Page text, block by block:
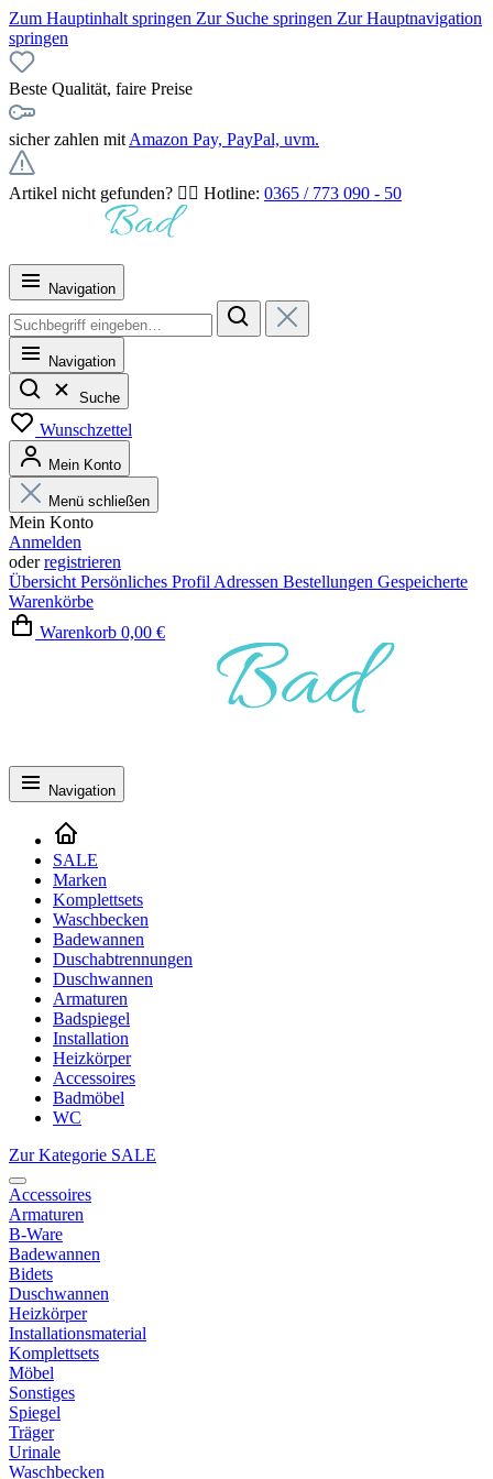
Zum Hauptinhalt springen Zur Suche springen Zur Hauptnavigation
springen
Beste Qualität, faire Preise
sicher zahlen mit Amazon Pay, PayPal, uvm.
Artikel nicht gefunden? 👉🏻 Hotline: 0365 / 773 090 - 50
Navigation
Navigation
Suche
Wunschzettel
Mein Konto
Menü schließen
Mein Konto
Anmelden
oderregistrieren
Übersicht Persönliches Profil Adressen Bestellungen Gespeicherte
Warenkörbe
Warenkorb 0,00 €
Navigation
SALE
Marken
Komplettsets
Waschbecken
Badewannen
Duschabtrennungen
Duschwannen
Armaturen
Badspiegel
Installation
Heizkörper
Accessoires
Badmöbel
WC
Zur Kategorie SALE
Accessoires
Armaturen
B-Ware
Badewannen
Bidets
Duschwannen
Heizkörper
Installationsmaterial
Komplettsets
Möbel
Sonstiges
Spiegel
Träger
Urinale
Waschbecken